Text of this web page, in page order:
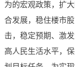
为的宏观政策，扩
合发展，稳住楼市
击，稳定预期、激
高人民生活水平，